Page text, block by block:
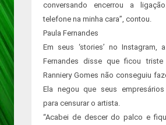
conversando encerrou a
telefone na minha cara”, contou.
Paula Fernandes
Em seus ‘stories’ no Instagram,
Fernandes disse que ficou
Ranniery Gomes não conseguiu
Ela negou que seus
para censurar o artista.
“Acabei de descer do palco e